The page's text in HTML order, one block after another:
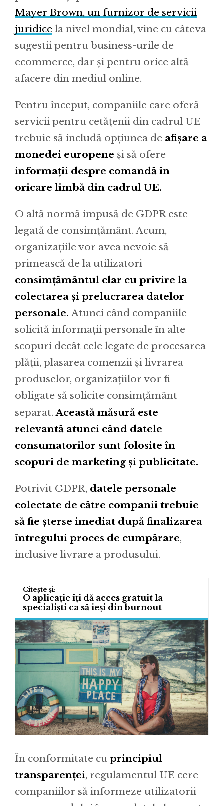
Mayer Brown, un furnizor de servicii
juridice la nivel mondial, vine cu câteva
sugestii pentru business-urile de
ecommerce, dar și pentru orice altă
afacere din mediul online.
Pentru început, companiile care oferă
servicii pentru cetățenii din cadrul UE
trebuie să includă opțiunea de afișare a
monedei europene și să ofere
informații despre comandă în
oricare limbă din cadrul UE.
O altă normă impusă de GDPR este
legată de consimțământ. Acum,
organizațiile vor avea nevoie să
primească de la utilizatori
consimțământul clar cu privire la
colectarea și prelucrarea datelor
personale. Atunci când companiile
solicită informații personale în alte
scopuri decât cele legate de procesarea
plății, plasarea comenzii și livrarea
produselor, organizațiilor vor fi
obligate să solicite consimțământ
separat. Această măsură este
relevantă atunci când datele
consumatorilor sunt folosite în
scopuri de marketing și publicitate.
Potrivit GDPR, datele personale
colectate de către companii trebuie
să fie șterse imediat după finalizarea
întregului proces de cumpărare,
inclusive livrare a produsului.
O aplicație îți dă acces gratuit la
specialiști ca să ieși din burnout
În conformitate cu principiul
transparenței, regulamentul UE cere
companiilor să informeze utilizatorii